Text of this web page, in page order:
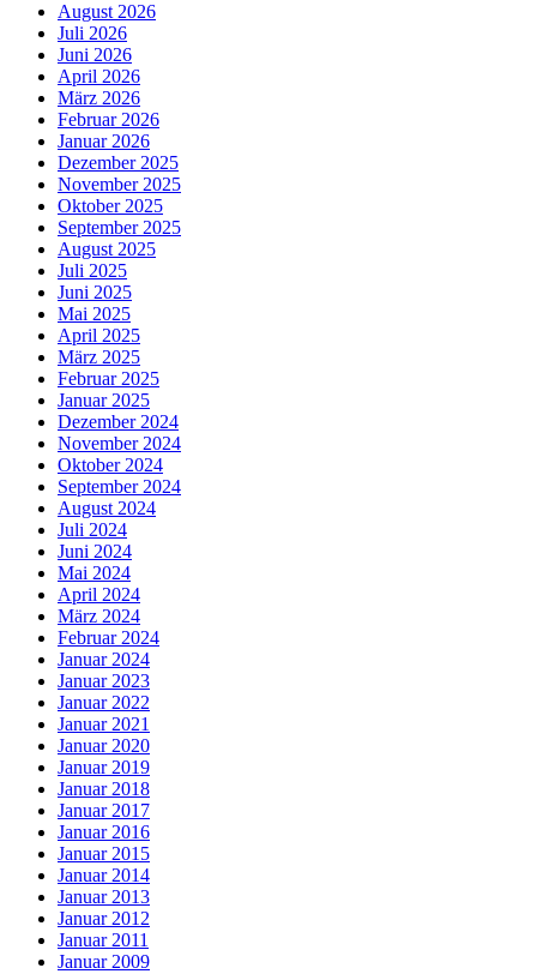
August 2026
Juli 2026
Juni 2026
April 2026
März 2026
Februar 2026
Januar 2026
Dezember 2025
November 2025
Oktober 2025
September 2025
August 2025
Juli 2025
Juni 2025
Mai 2025
April 2025
März 2025
Februar 2025
Januar 2025
Dezember 2024
November 2024
Oktober 2024
September 2024
August 2024
Juli 2024
Juni 2024
Mai 2024
April 2024
März 2024
Februar 2024
Januar 2024
Januar 2023
Januar 2022
Januar 2021
Januar 2020
Januar 2019
Januar 2018
Januar 2017
Januar 2016
Januar 2015
Januar 2014
Januar 2013
Januar 2012
Januar 2011
Januar 2009